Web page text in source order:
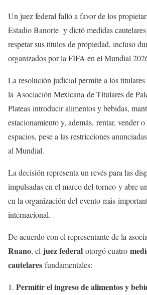
Un juez federal falló a favor de los
Estadio Banorte y dictó medidas
respetar sus títulos de propiedad, incluso
organizados por la FIFA en el Mundial
La resolución judicial permite a los titulares
la Asociación Mexicana de Titulares de
Plateas introducir alimentos y bebidas,
estacionamiento y, además, rentar, vender
espacios, pese a las restricciones
al Mundial.
La decisión representa un revés para las
impulsadas en el marco del torneo y abre
en la organización del evento más
internacional.
De acuerdo con el representante de la
Ruano, el juez federal otorgó cuatro
cautelares fundamentales:
Permitir el ingreso de alimentos y